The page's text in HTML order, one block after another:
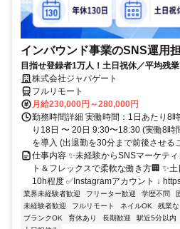
インバウンド事業のSNS運用
目指せ登録者1万人！土日祝休／平均残
株式会社ジャパゲート
フルリモート
月給230,000円～280,000円
勤務時間詳細 実働時間：1日あたり8
り18日 〜 20日 9:30〜18:30 (実働8
を導入 (出退勤を30分まで前後させる
仕事内容 ✨未経験からSNSマーケテ
ト＆フレックスで柔軟な働き方🏢 ✨
10h程度 ✅Instagramアカウント ↓
業界未経験者歓迎 フリーター歓迎 学歴不問
未経験者歓迎
フルリモート ネイルOK 残業な
ブランクOK
育休あり 長期歓迎 駅近5分以内